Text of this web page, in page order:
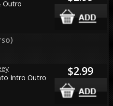
Outro
Intro Outro
$2.99